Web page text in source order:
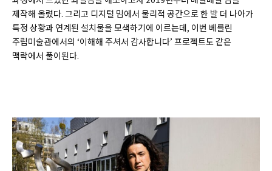
제작해 올렸다. 그리고 디지털 밈에서 물리적 공간으로 한 발 더 나아가
특정 상황과 연계된 설치물을 모색하기에 이르는데, 이번 베를린
주립미술관에서의 ‘이해해 주셔서 감사합니다’ 프로젝트도 같은
맥락에서 풀이된다.